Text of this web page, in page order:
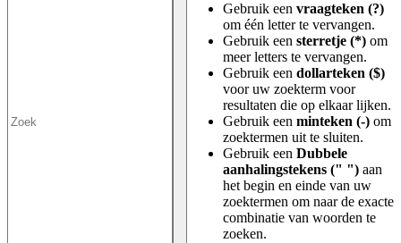
Gebruik een vraagteken (?)
om één letter te vervangen.
Gebruik een sterretje (*) om
meer letters te vervangen.
Gebruik een dollarteken ($)
voor uw zoekterm voor
resultaten die op elkaar lijken.
Gebruik een minteken (-) om
zoektermen uit te sluiten.
Gebruik een Dubbele
aanhalingstekens (" ") aan
het begin en einde van uw
zoektermen om naar de exacte
combinatie van woorden te
zoeken.